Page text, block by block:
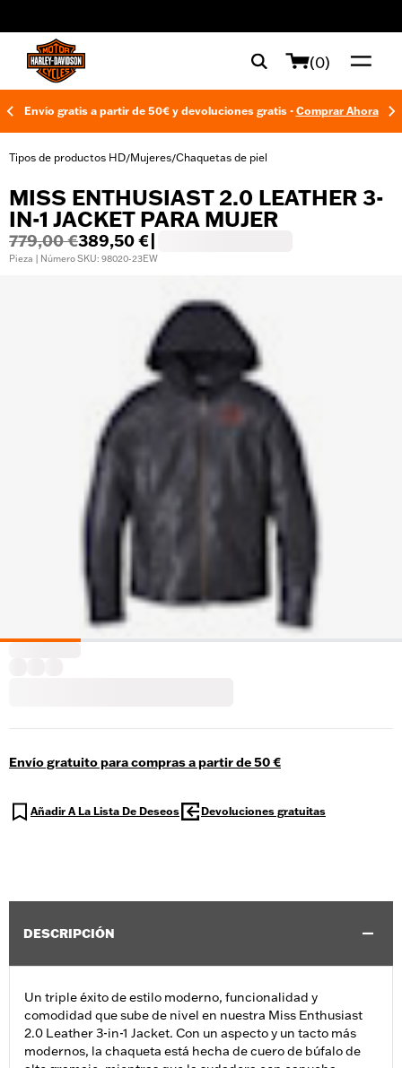
(0)
Envío gratis a partir de 50€ y devoluciones gratis - Comprar Ahora
Tipos de productos HD/Mujeres/Chaquetas de piel
MISS ENTHUSIAST 2.0 LEATHER 3-
IN-1 JACKET PARA MUJER
779,00 €389,50 €
Pieza | Número SKU: 98020-23EW
Envío gratuito para compras a partir de 50 €
Añadir A La Lista De Deseos Devoluciones gratuitas
DESCRIPCIÓN
Un triple éxito de estilo moderno, funcionalidad y
comodidad que sube de nivel en nuestra Miss Enthusiast
2.0 Leather 3-in-1 Jacket. Con un aspecto y un tacto más
modernos, la chaqueta está hecha de cuero de búfalo de